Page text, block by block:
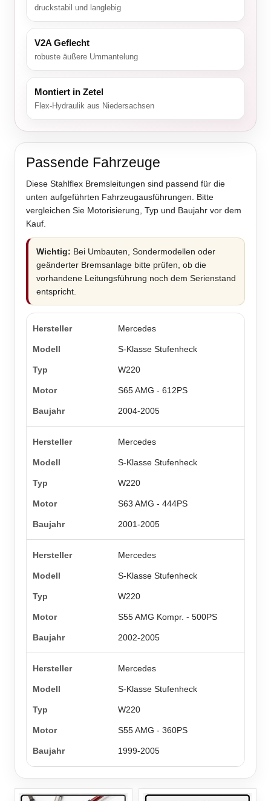
druckstabil und langlebig
V2A Geflecht
robuste äußere Ummantelung
Montiert in Zetel
Flex-Hydraulik aus Niedersachsen
Passende Fahrzeuge
Diese Stahlflex Bremsleitungen sind passend für die
unten aufgeführten Fahrzeugausführungen. Bitte
vergleichen Sie Motorisierung, Typ und Baujahr vor dem
Kauf.
Wichtig: Bei Umbauten, Sondermodellen oder
geänderter Bremsanlage bitte prüfen, ob die
vorhandene Leitungsführung noch dem Serienstand
entspricht.
Mercedes
S-Klasse Stufenheck
W220
S65 AMG - 612PS
2004-2005
Mercedes
S-Klasse Stufenheck
W220
S63 AMG - 444PS
2001-2005
Mercedes
S-Klasse Stufenheck
W220
S55 AMG Kompr. - 500PS
2002-2005
Mercedes
S-Klasse Stufenheck
W220
S55 AMG - 360PS
1999-2005